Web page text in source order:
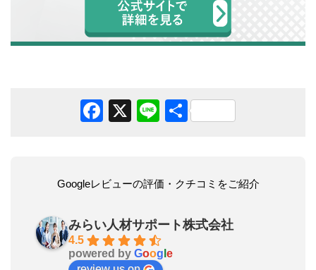
Facebook
X Line共
Googleレビューの評価・クチコミをご紹介
みらい人材サポート株式会社
4.5
powered by Goog e